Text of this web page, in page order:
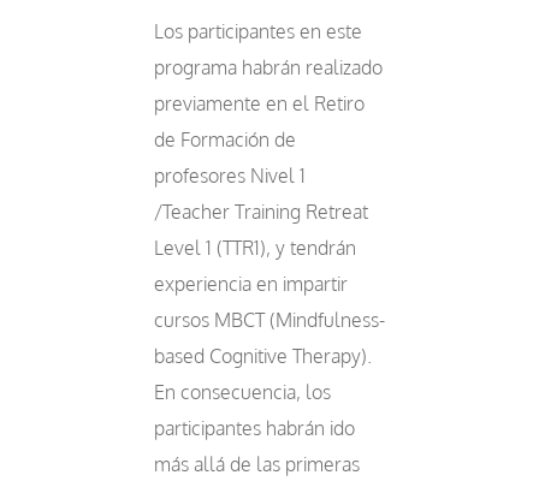
Los participantes en este
programa habrán realizado
previamente en el Retiro
de Formación de
profesores Nivel 1
/Teacher Training Retreat
Level 1 (TTR1), y tendrán
experiencia en impartir
cursos MBCT (Mindfulness-
based Cognitive Therapy).
En consecuencia, los
participantes habrán ido
más allá de las primeras